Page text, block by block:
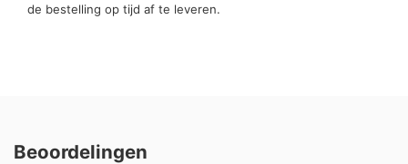
de bestelling op tijd af te leveren.
Beoordelingen